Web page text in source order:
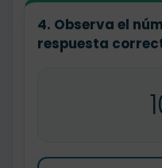
4. Observa el
respuesta